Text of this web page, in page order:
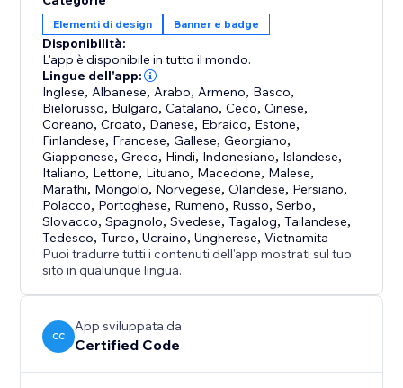
Elementi di design Banner e badge
Disponibilità:
L'app è disponibile in tutto il mondo.
Lingue dell'app:
Inglese, Albanese, Arabo, Armeno, Basco,
Bielorusso, Bulgaro,Catalano,Ceco,Cinese,
Coreano,Croato, Danese, Ebraico, Estone,
Finlandese, Francese,Gallese,Georgiano,
Giapponese,Greco, Hindi, Indonesiano, Islandese,
Italiano, Lettone, Lituano, Macedone, Malese,
Marathi, Mongolo, Norvegese,Olandese, Persiano,
Polacco, Portoghese, Rumeno, Russo,Serbo,
Slovacco,Spagnolo,Svedese,Tagalog,Tailandese,
Tedesco,Turco,Ucraino,Ungherese,Vietnamita
Puoi tradurre tutti i contenuti dell'app mostrati sul tuo
sito in qualunque lingua.
CC
App sviluppata da
Certified Code